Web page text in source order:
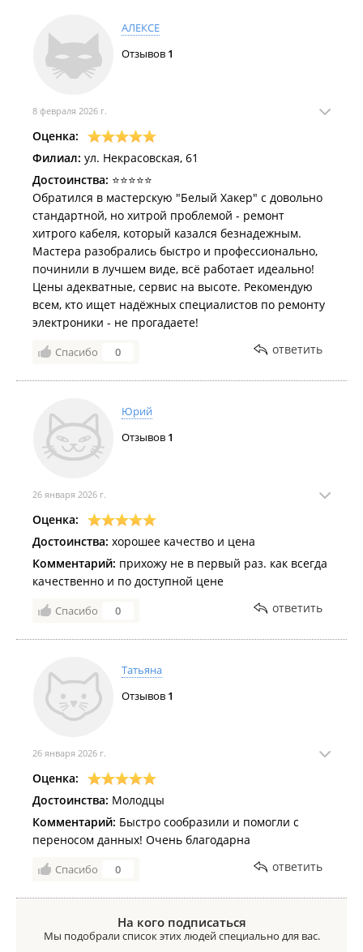
АЛЕКСЕ
Отзывов 1
8 февраля 2026 г.
Оценка:
Филиал: ул. Некрасовская, 61
Достоинства: ⭐⭐⭐⭐⭐
Обратился в мастерскую "Белый Хакер" с довольно
стандартной, но хитрой проблемой - ремонт
хитрого кабеля, который казался безнадежным.
Мастера разобрались быстро и профессионально,
починили в лучшем виде, всё работает идеально!
Цены адекватные, сервис на высоте. Рекомендую
всем, кто ищет надёжных специалистов по ремонту
электроники - не прогадаете!
Спасибо 0 ответить
Юрий
Отзывов 1
26 января 2026 г.
Оценка:
Достоинства: хорошее качество и цена
Комментарий: прихожу не в первый раз. как всегда
качественно и по доступной цене
Спасибо 0 ответить
Татьяна
Отзывов 1
26 января 2026 г.
Оценка:
Достоинства: Молодцы
Комментарий: Быстро сообразили и помогли с
переносом данных! Очень благодарна
Спасибо 0 ответить
На кого подписаться
Мы подобрали список этих людей специально для вас.